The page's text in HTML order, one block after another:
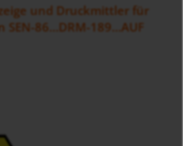
und Druckmittler für
86...DRM-189...AUF